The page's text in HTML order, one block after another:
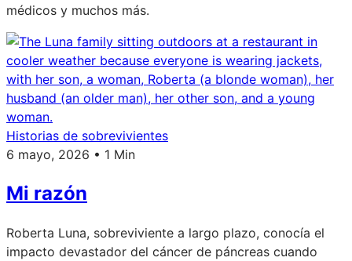
médicos y muchos más.
Historias de sobrevivientes
6 mayo, 2026 • 1 Min
Mi razón
Roberta Luna, sobreviviente a largo plazo, conocía el
impacto devastador del cáncer de páncreas cuando